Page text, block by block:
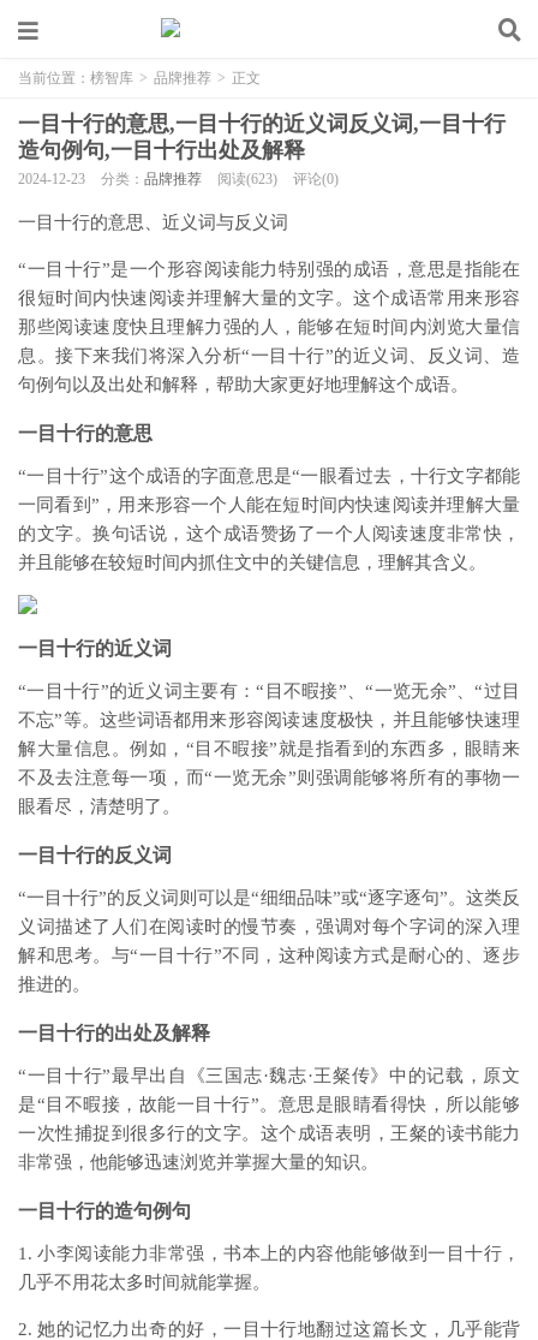
当前位置： 榜智库 > 品牌推荐 > 正文
一目十行的意思,一目十行的近义词反义词,一目十行
造句例句,一目十行出处及解释
2024-12-23 分类： 品牌推荐 阅读(623) 评论(0)
一目十行的意思、近义词与反义词
“一目十行”是一个形容阅读能力特别强的成语，意思是指能在
很短时间内快速阅读并理解大量的文字。这个成语常用来形容
那些阅读速度快且理解力强的人，能够在短时间内浏览大量信
息。接下来我们将深入分析“一目十行”的近义词、反义词、造
句例句以及出处和解释，帮助大家更好地理解这个成语。
一目十行的意思
“一目十行”这个成语的字面意思是“一眼看过去，十行文字都能
一同看到”，用来形容一个人能在短时间内快速阅读并理解大量
的文字。换句话说，这个成语赞扬了一个人阅读速度非常快，
并且能够在较短时间内抓住文中的关键信息，理解其含义。
一目十行的近义词
“一目十行”的近义词主要有：“目不暇接”、“一览无余”、“过目
不忘”等。这些词语都用来形容阅读速度极快，并且能够快速理
解大量信息。例如，“目不暇接”就是指看到的东西多，眼睛来
不及去注意每一项，而“一览无余”则强调能够将所有的事物一
眼看尽，清楚明了。
一目十行的反义词
“一目十行”的反义词则可以是“细细品味”或“逐字逐句”。这类反
义词描述了人们在阅读时的慢节奏，强调对每个字词的深入理
解和思考。与“一目十行”不同，这种阅读方式是耐心的、逐步
推进的。
一目十行的出处及解释
“一目十行”最早出自《三国志·魏志·王粲传》中的记载，原文
是“目不暇接，故能一目十行”。意思是眼睛看得快，所以能够
一次性捕捉到很多行的文字。这个成语表明，王粲的读书能力
非常强，他能够迅速浏览并掌握大量的知识。
一目十行的造句例句
1. 小李阅读能力非常强，书本上的内容他能够做到一目十行，
几乎不用花太多时间就能掌握。
2. 她的记忆力出奇的好，一目十行地翻过这篇长文，几乎能背